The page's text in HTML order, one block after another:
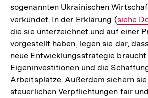
sogenannten Ukrainischen
verkündet. In der Erklärung (Interner
Link:
siehe
die sie unterzeichnet und auf einer
vorgestellt haben, legen sie dar,
neue Entwicklungsstrategie
Eigeninvestitionen und die
Arbeitsplätze. Außerdem sichern sie
steuerlichen Verpflichtungen fair